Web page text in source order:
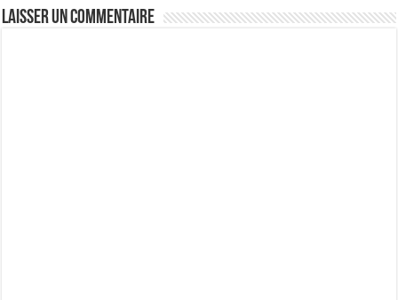
Laisser un commentaire